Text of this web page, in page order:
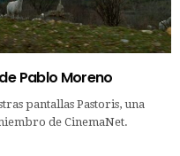
Pablo Moreno
pantallas Pastoris, una
de CinemaNet.